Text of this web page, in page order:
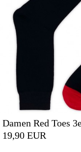
Damen Red Toes
19,90 EUR